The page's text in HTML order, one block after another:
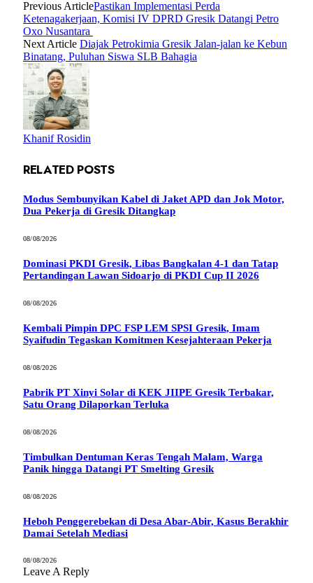
Previous ArticlePastikan Implementasi Perda
Ketenagakerjaan, Komisi IV DPRD Gresik Datangi Petro
Oxo Nusantara
Next Article Diajak Petrokimia Gresik Jalan-jalan ke Kebun
Binatang, Puluhan Siswa SLB Bahagia
Khanif Rosidin
RELATED POSTS
Modus Sembunyikan Kabel di Jaket APD dan Jok Motor,
Dua Pekerja di Gresik Ditangkap
08/08/2026
Dominasi PKDI Gresik, Libas Bangkalan 4-1 dan Tatap
Pertandingan Lawan Sidoarjo di PKDI Cup II 2026
08/08/2026
Kembali Pimpin DPC FSP LEM SPSI Gresik, Imam
Syaifudin Tegaskan Komitmen Kesejahteraan Pekerja
08/08/2026
Pabrik PT Xinyi Solar di KEK JIIPE Gresik Terbakar,
Satu Orang Dilaporkan Terluka
08/08/2026
Timbulkan Dentuman Keras Tengah Malam, Warga
Panik hingga Datangi PT Smelting Gresik
08/08/2026
Heboh Penggerebekan di Desa Abar-Abir, Kasus Berakhir
Damai Setelah Mediasi
08/08/2026
Leave A Reply